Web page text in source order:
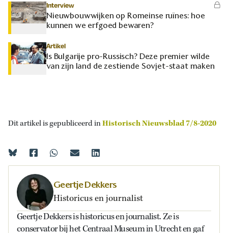
Interview
Nieuwbouwwijken op Romeinse ruïnes: hoe
kunnen we erfgoed bewaren?
Artikel
Is Bulgarije pro-Russisch? Deze premier wilde
van zijn land de zestiende Sovjet-staat maken
Dit artikel is gepubliceerd inHistorisch Nieuwsblad 7/8-2020
Geertje Dekkers
Historicus en journalist
Geertje Dekkers is historicus en journalist. Ze is
conservator bij het Centraal Museum in Utrecht en gaf